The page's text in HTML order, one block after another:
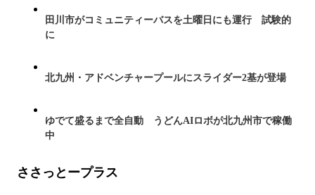
田川市がコミュニティーバスを土曜日にも運行 試験的
に
北九州・アドベンチャープールにスライダー2基が登場
ゆでて盛るまで全自動 うどんAIロボが北九州市で稼働
中
ささっとープラス